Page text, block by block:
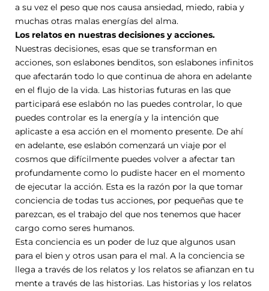
a su vez el peso que nos causa ansiedad, miedo, rabia y
muchas otras malas energías del alma.
Los relatos en nuestras decisiones y acciones.
Nuestras decisiones, esas que se transforman en
acciones, son eslabones benditos, son eslabones infinitos
que afectarán todo lo que continua de ahora en adelante
en el flujo de la vida. Las historias futuras en las que
participará ese eslabón no las puedes controlar, lo que
puedes controlar es la energía y la intención que
aplicaste a esa acción en el momento presente. De ahí
en adelante, ese eslabón comenzará un viaje por el
cosmos que difícilmente puedes volver a afectar tan
profundamente como lo pudiste hacer en el momento
de ejecutar la acción. Esta es la razón por la que tomar
conciencia de todas tus acciones, por pequeñas que te
parezcan, es el trabajo del que nos tenemos que hacer
cargo como seres humanos.
Esta conciencia es un poder de luz que algunos usan
para el bien y otros usan para el mal. A la conciencia se
llega a través de los relatos y los relatos se afianzan en tu
mente a través de las historias. Las historias y los relatos